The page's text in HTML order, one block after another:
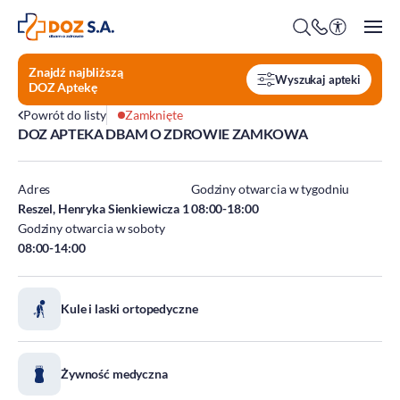
O firmie
Praca w Centrali
ESG
Środowisko
Społeczeństwo
Znajdź najbliższą
DOZ Aptekę
Wyszukaj apteki
Powrót do listy Zamknięte
DOZ APTEKA DBAM O ZDROWIE ZAMKOWA
Adres
Reszel, Henryka Sienkiewicza 1
Godziny otwarcia w tygodniu
08:00-18:00
Godziny otwarcia w soboty
08:00-14:00
Kule i laski ortopedyczne
Żywność medyczna